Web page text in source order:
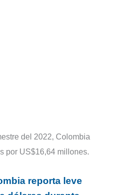
del 2022, Colombia
por US$16,64 millones.
reporta leve